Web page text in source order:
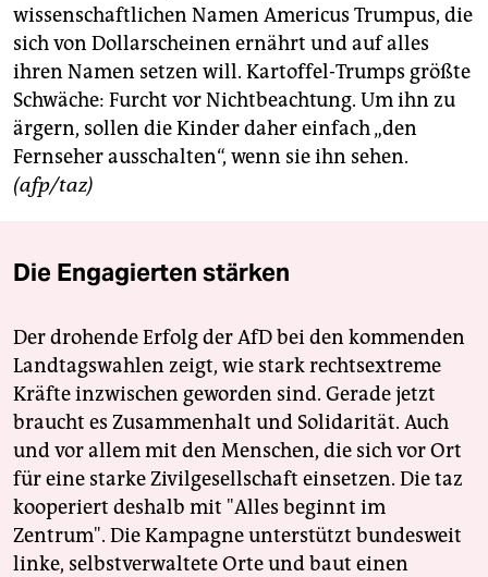
veranstaltungen
shop
fragen & hilfe
unterstützen
abo
epaper login
wissenschaftlichen Namen Americus Trumpus, die
sich von Dollarscheinen ernährt und auf alles
ihren Namen setzen will. Kartoffel-Trumps größte
Schwäche: Furcht vor Nichtbeachtung. Um ihn zu
ärgern, sollen die Kinder daher einfach „den
Fernseher ausschalten“, wenn sie ihn sehen.
(afp/taz)
Die Engagierten stärken
Der drohende Erfolg der AfD bei den kommenden
Landtagswahlen zeigt, wie stark rechtsextreme
Kräfte inzwischen geworden sind. Gerade jetzt
braucht es Zusammenhalt und Solidarität. Auch
und vor allem mit den Menschen, die sich vor Ort
für eine starke Zivilgesellschaft einsetzen. Die taz
kooperiert deshalb mit "Alles beginnt im
Zentrum". Die Kampagne unterstützt bundesweit
linke, selbstverwaltete Orte und baut einen